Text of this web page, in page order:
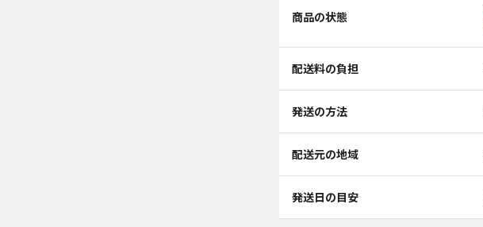
商品の状態
配送料の負担
発送の方法
配送元の地域
発送日の目安